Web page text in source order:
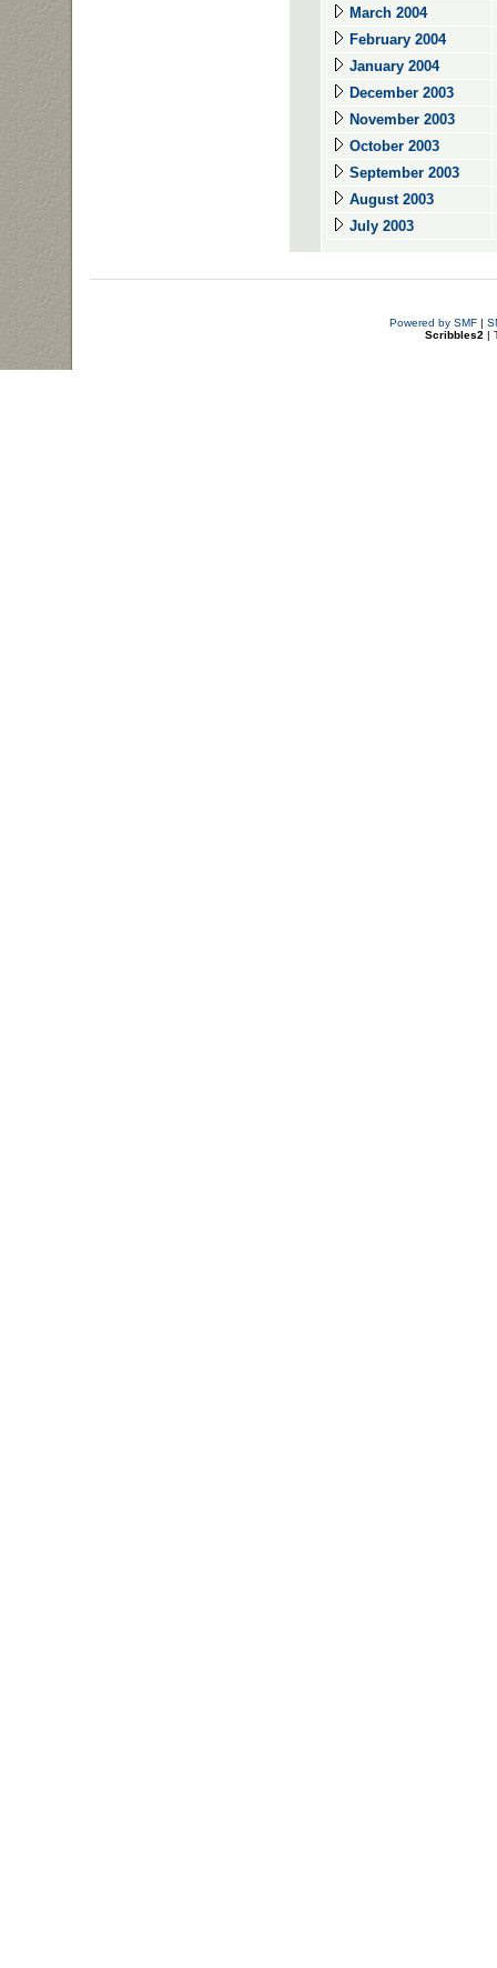
March 2004
February 2004
January 2004
December 2003
November 2003
October 2003
September 2003
August 2003
July 2003
Powered by SMF|
Scribbles2 |